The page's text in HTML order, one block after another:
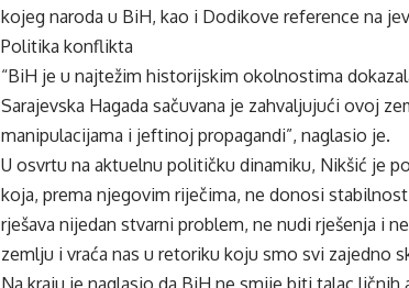
kojeg naroda u BiH, kao i Dodikove reference na
Politika konflikta
“BiH je u najtežim historijskim okolnostima
Sarajevska Hagada sačuvana je zahvaljujući ovoj
manipulacijama i jeftinoj propagandi”, naglasio je.
U osvrtu na aktuelnu političku dinamiku, Nikšić je
koja, prema njegovim riječima, ne donosi
rješava nijedan stvarni problem, ne nudi rješenja i
zemlju i vraća nas u retoriku koju smo svi zajedno